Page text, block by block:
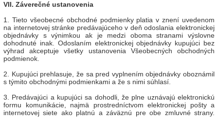
VII. Záverečné ustanovenia
1. Tieto všeobecné obchodné podmienky platia v znení uvedenom
na internetovej stránke predávajúceho v deň odoslania elektronickej
objednávky s výnimkou ak je medzi oboma stranami výslovne
dohodnuté inak. Odoslaním elektronickej objednávky kupujúci bez
výhrad akceptuje všetky ustanovenia Všeobecných obchodných
podmienok.
2. Kupujúci prehlasuje, že sa pred vyplnením objednávky oboznámil
s týmito obchodnými podmienkami a že s nimi súhlasí.
3. Predávajúci a kupujúci sa dohodli, že plne uznávajú elektronickú
formu komunikácie, najmä prostredníctvom elektronickej pošty a
internetovej siete ako platnú a záväznú pre obe zmluvné strany.